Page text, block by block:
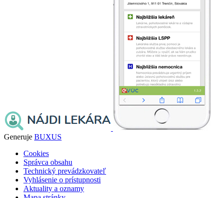
Generuje BUXUS
Cookies
Správca obsahu
Technický prevádzkovateľ
Vyhlásenie o prístupnosti
Aktuality a oznamy